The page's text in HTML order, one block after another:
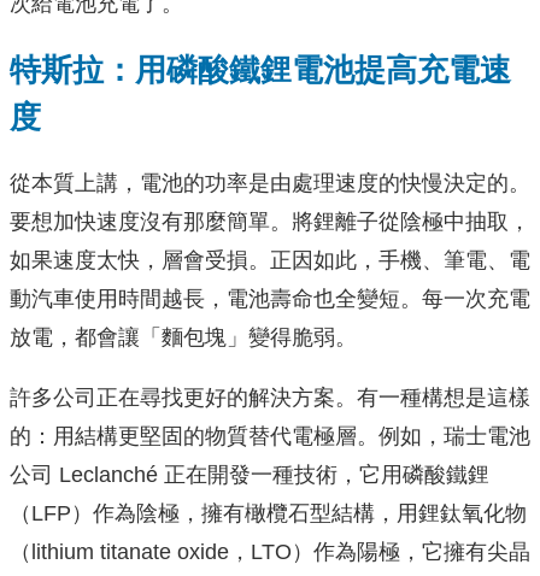
特斯拉：用磷酸鐵鋰電池提高充電速
度
從本質上講，電池的功率是由處理速度的快慢決定的。
要想加快速度沒有那麼簡單。將鋰離子從陰極中抽取，
如果速度太快，層會受損。正因如此，手機、筆電、電
動汽車使用時間越長，電池壽命也全變短。每一次充電
放電，都會讓「麵包塊」變得脆弱。
許多公司正在尋找更好的解決方案。有一種構想是這樣
的：用結構更堅固的物質替代電極層。例如，瑞士電池
公司 Leclanché 正在開發一種技術，它用磷酸鐵鋰
（LFP）作為陰極，擁有橄欖石型結構，用鋰鈦氧化物
（lithium titanate oxide，LTO）作為陽極，它擁有尖晶